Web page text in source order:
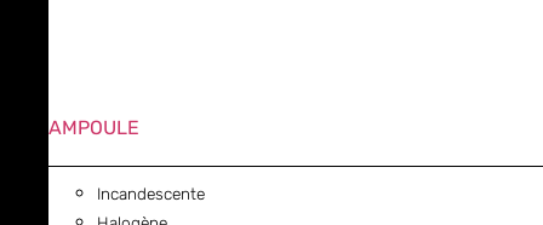
AMPOULE
Incandescente